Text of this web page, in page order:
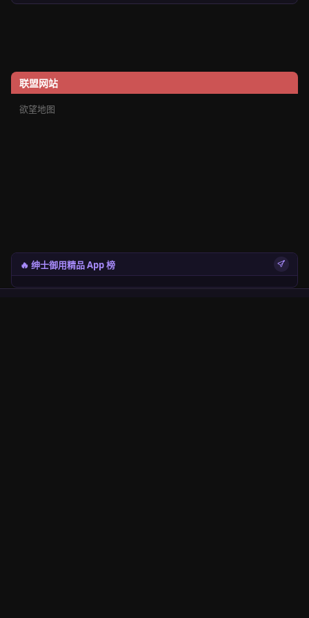
联盟网站
欲望地图
🔥 绅士御用精品 App 榜